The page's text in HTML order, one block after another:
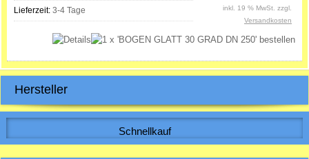
Lieferzeit: 3-4 Tage
inkl. 19 % MwSt. zzgl.
Versandkosten
Hersteller
Schnellkauf